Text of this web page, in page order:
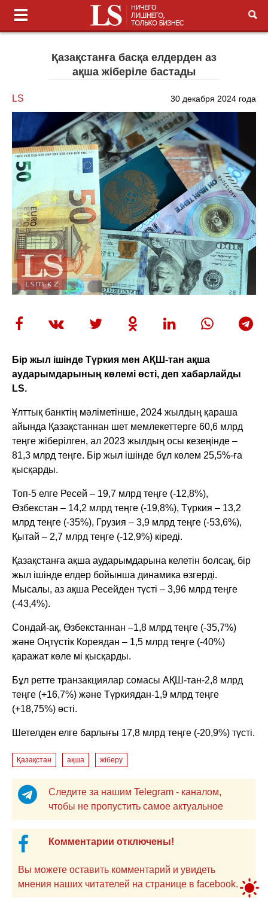
Қазақстанға басқа елдерден аз
ақша жіберіле бастады
LS 30 декабря 2024 года
Бір жыл ішінде Түркия мен АҚШ-тан ақша
аударымдарының көлемі өсті, деп хабарлайды
LS.
Ұлттық банктің мәліметінше, 2024 жылдың қараша
айында Қазақстаннан шет мемлекеттерге 60,6 млрд
теңге жіберілген, ал 2023 жылдың осы кезеңінде –
81,3 млрд теңге. Бір жыл ішінде бұл көлем 25,5%-ға
қысқарды.
Топ-5 елге Ресей – 19,7 млрд теңге (-12,8%),
Өзбекстан – 14,2 млрд теңге (-19,8%), Түркия – 13,2
млрд теңге (-35%), Грузия – 3,9 млрд теңге (-53,6%),
Қытай – 2,7 млрд теңге (-12,9%) кіреді.
Қазақстанға ақша аударымдарына келетін болсақ, бір
жыл ішінде елдер бойынша динамика өзгерді.
Мысалы, аз ақша Ресейден түсті – 3,96 млрд теңге
(-43,4%).
Сондай-ақ, Өзбекстаннан –1,8 млрд теңге (-35,7%)
және Оңтүстік Кореядан – 1,5 млрд теңге (-40%)
қаражат көле мі қысқарды.
Бұл ретте транзакциялар сомасы АҚШ-тан-2,8 млрд
теңге (+16,7%) және Түркиядан-1,9 млрд теңге
(+18,75%) өсті.
Шетелден елге барлығы 17,8 млрд теңге (-20,9%) түсті.
Қазақстан ақша жіберу
Следите за нашим Telegram - каналом,
чтобы не пропустить самое актуальное
Комментарии отключены!
Вы можете оставить комментарий и увидеть
мнения наших читателей на странице в facebook.